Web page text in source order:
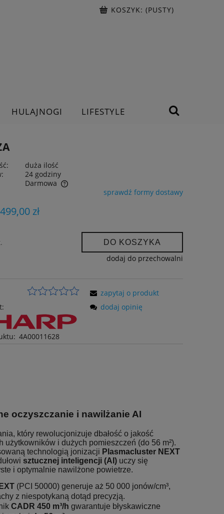
KOSZYK: (PUSTY)
HULAJNOGI
LIFESTYLE
duża ilość
24 godziny
Darmowa
kosztów
sprawdź formy dostawy
zł
DO KOSZYKA
dodaj do przechowalni
4A00011628
zapytaj o produkt
dodaj opinię
oczyszczanie i nawilżanie AI
który rewolucjonizuje dbałość o jakość
i dużych pomieszczeń (do 56 m²).
technologią jonizacji Plasmacluster NEXT
sztucznej inteligencji (AI) uczy się
i optymalnie nawilżone powietrze.
(PCI 50000) generuje aż 50 000 jonów/cm³,
z niespotykaną dotąd precyzją.
CADR 450 m³/h gwarantuje błyskawiczne